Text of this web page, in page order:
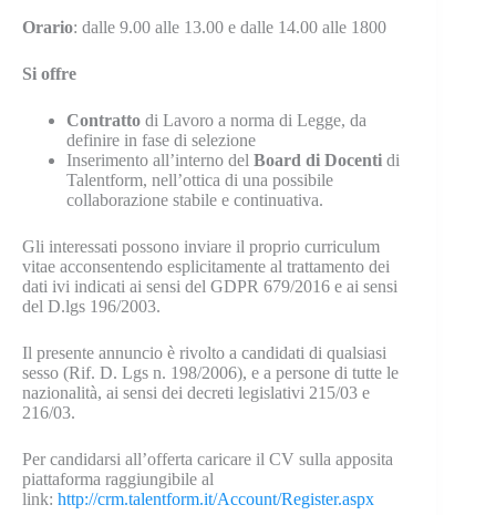
Orario: dalle 9.00 alle 13.00 e dalle 14.00 alle 1800
Si offre
Contratto di Lavoro a norma di Legge, da
definire in fase di selezione
Inserimento all’interno del Board di Docenti di
Talentform, nell’ottica di una possibile
collaborazione stabile e continuativa.
Gli interessati possono inviare il proprio curriculum
vitae acconsentendo esplicitamente al trattamento dei
dati ivi indicati ai sensi del GDPR 679/2016 e ai sensi
del D.lgs 196/2003.
Il presente annuncio è rivolto a candidati di qualsiasi
sesso (Rif. D. Lgs n. 198/2006), e a persone di tutte le
nazionalità, ai sensi dei decreti legislativi 215/03 e
216/03.
Per candidarsi all’offerta caricare il CV sulla apposita
piattaforma raggiungibile al
link: http://crm.talentform.it/Account/Register.aspx